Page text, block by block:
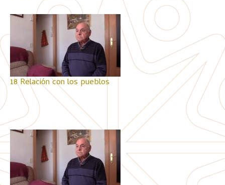
18 Relación con los pueblos